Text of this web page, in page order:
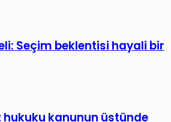
Seçim beklentisi hayali bir
hukuku kanunun üstünde